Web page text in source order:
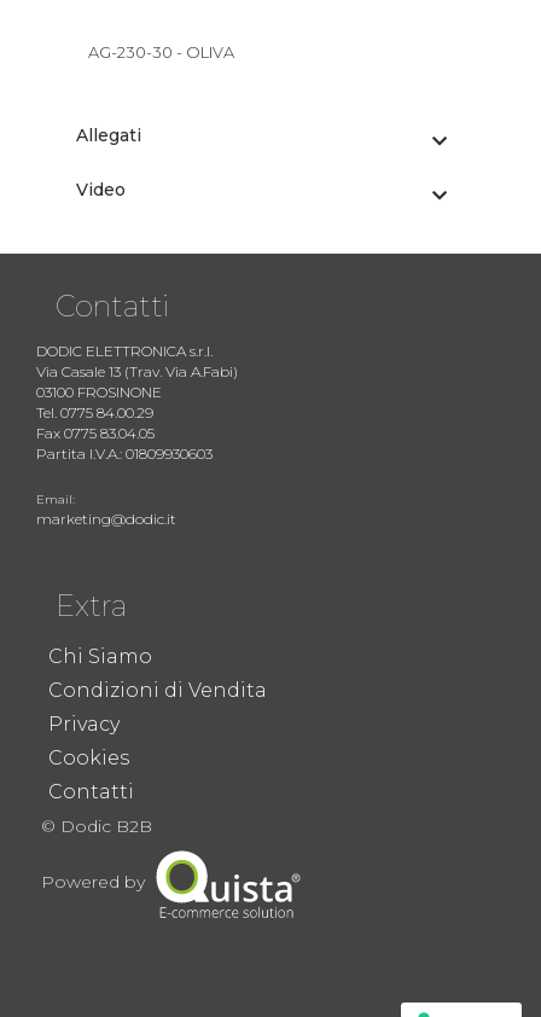
AG-230-30 - OLIVA
Allegati
Video
Contatti
DODIC ELETTRONICA s.r.l.
Via Casale 13 (Trav. Via A.Fabi)
03100 FROSINONE
Tel. 0775 84.00.29
Fax 0775 83.04.05
Partita I.V.A.: 01809930603
Email:
marketing@dodic.it
Extra
Chi Siamo
Condizioni di Vendita
Privacy
Cookies
Contatti
© Dodic B2B
Powered by